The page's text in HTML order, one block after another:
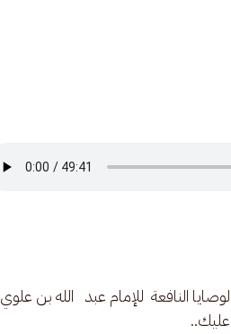
النافعة  للإمام عبد   الله بن علوي
عليك..